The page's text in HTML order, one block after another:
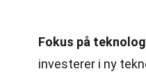
Fokus på
investerer i ny